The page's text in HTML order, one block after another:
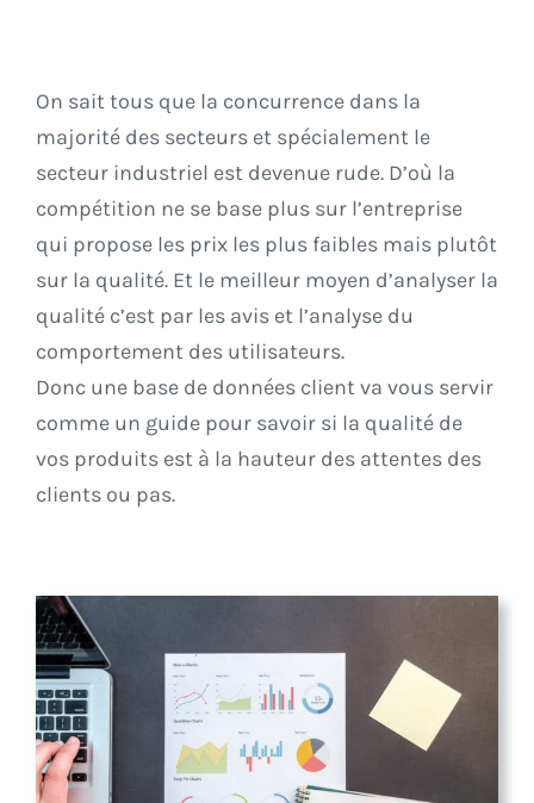
On sait tous que la concurrence dans la
majorité des secteurs et spécialement le
secteur industriel est devenue rude. D’où la
compétition ne se base plus sur l’entreprise
qui propose les prix les plus faibles mais plutôt
sur la qualité. Et le meilleur moyen d’analyser la
qualité c’est par les avis et l’analyse du
comportement des utilisateurs.
Donc une base de données client va vous servir
comme un guide pour savoir si la qualité de
vos produits est à la hauteur des attentes des
clients ou pas.